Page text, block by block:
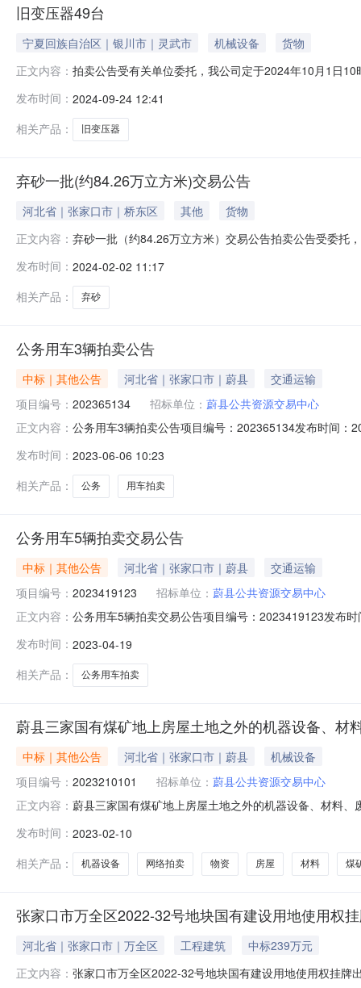
旧变压器49台
宁夏回族自治区｜银川市｜灵武市 机械设备
货物
正文内容： 拍卖公告受有关单位委托，我公司定于2024年10月1日
集体踏勘）展示地址：宁夏回族自治区灵武市杨家圈湾
发布时间： 2024-09-24 12:41
相关产品：
旧变压器
弃砂一批(约84.26万立方米)交易公告
河北省｜张家口市｜桥东区 其他
货物
正文内容： 弃砂一批（约84.26万立方米）交易公告拍卖公告受委托
月5日至6日；四、展示地点：标的所在地。五、竞买资
时间为202
发布时间： 2024-02-02 11:17
相关产品：
弃砂
公务用车3辆拍卖公告
中标｜其他公告 河北省｜张家口市｜蔚县
交通运输
项目编号： 202365134 招标单位： 蔚县公共资源交易中心
正文内容： 公务用车3辆拍卖公告项目编号：202365134发布时间
SVW7183LJi，车牌号为冀G7156A（此车年检至2021年
发布时间： 2023-06-06 10:23
相关产品：
公务 用车拍卖
公务用车5辆拍卖交易公告
中标｜其他公告 河北省｜张家口市｜蔚县
交通运输
项目编号： 2023419123 招标单位： 蔚县公共资源交易中心
正文内容： 公务用车5辆拍卖交易公告项目编号：2023419123发布
帕萨特SVW7203EPi，车牌号为冀G9532A；标的二：北
发布时间： 2023-04-19
相关产品：
公务用车拍卖
蔚县三家国有煤矿地上房屋土地之外的机器设备、材
中标｜其他公告 河北省｜张家口市｜蔚县
机械设备
项目编号： 2023210101 招标单位： 蔚县公共资源交易中心
正文内容： 蔚县三家国有煤矿地上房屋土地之外的机器设备、材料
台（paimai.caa123.org.cn）依法公开拍卖“蔚县三家国
发布时间： 2023-02-10
相关产品：
机器设备 网络拍卖 物资 房屋 材料 煤
张家口市万全区2022-32号地块国有建设用地使用权
河北省｜张家口市｜万全区 工程建筑
中标239万元
正文内容： 张家口市万全区2022-32号地块国有建设用地使用权挂牌